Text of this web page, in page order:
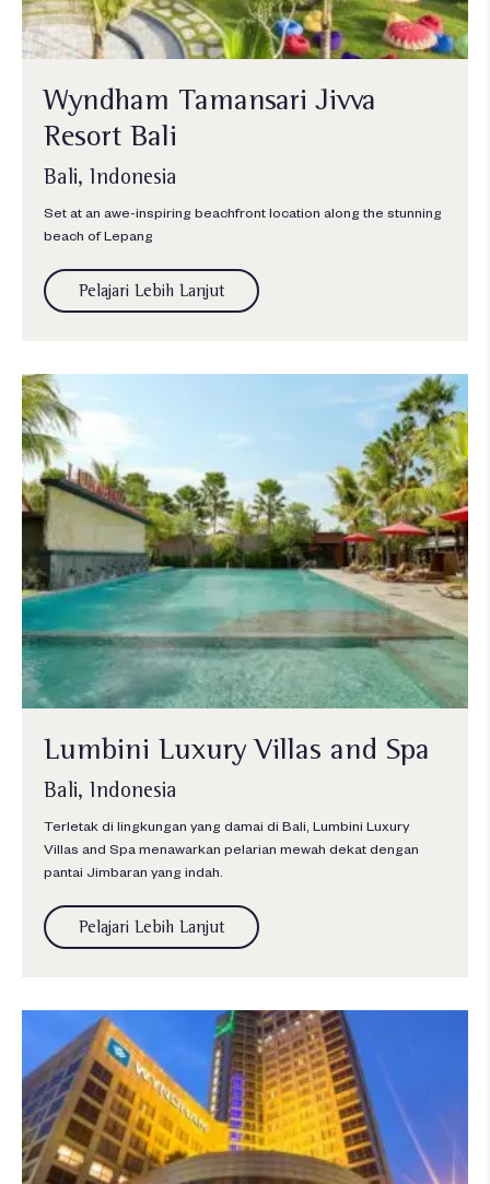
Wyndham Tamansari Jivva
Resort Bali
Bali, Indonesia
Set at an awe-inspiring beachfront location along the stunning
beach of Lepang
Pelajari Lebih Lanjut
Lumbini Luxury Villas and Spa
Bali, Indonesia
Terletak di lingkungan yang damai di Bali, Lumbini Luxury
Villas and Spa menawarkan pelarian mewah dekat dengan
pantai Jimbaran yang indah.
Pelajari Lebih Lanjut